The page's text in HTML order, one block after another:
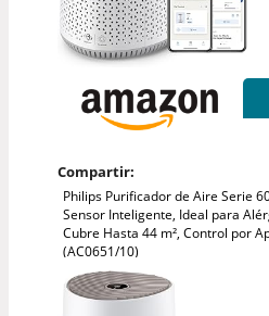
Compartir:
Philips Purificador de Aire Serie
Sensor Inteligente, Ideal para
Cubre Hasta 44 m², Control por
(AC0651/10)